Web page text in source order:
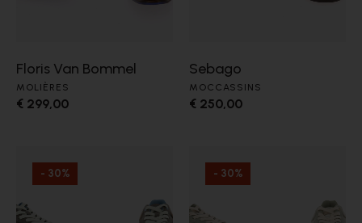
Floris Van Bommel
MOLIÈRES
€ 299,00
Sebago
MOCCASSINS
€ 250,00
- 30% - 30%